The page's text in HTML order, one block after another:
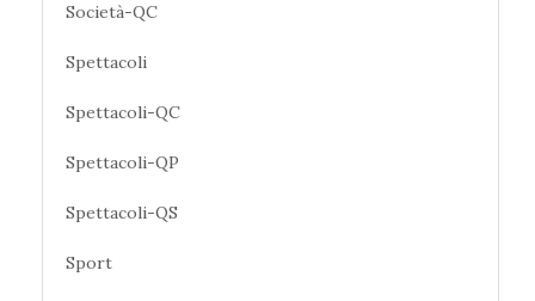
Società-QC
Spettacoli
Spettacoli-QC
Spettacoli-QP
Spettacoli-QS
Sport